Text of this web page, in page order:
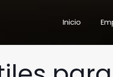
Inicio